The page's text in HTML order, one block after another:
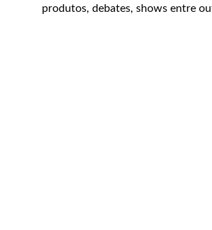
produtos, debates, shows entre